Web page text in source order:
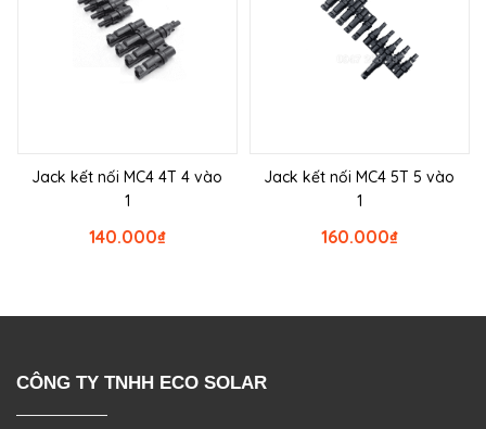
Jack kết nối MC4 4T 4 vào
1
₫
140.000
Jack kết nối MC4 5T 5 vào
1
₫
160.000
CÔNG TY TNHH ECO SOLAR